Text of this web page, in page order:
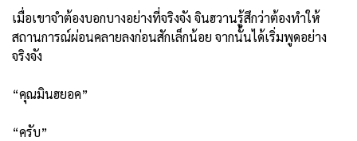
เมื่อเขาจำต้องบอกบางอย่างที่จริงจัง จินฮวานรู้สึกว่าต้องทำให้
สถานการณ์ผ่อนคลายลงก่อนสักเล็กน้อย จากนั้นได้เริ่มพูดอย่าง
จริงจัง
“คุณมินฮยอค”
“ครับ”